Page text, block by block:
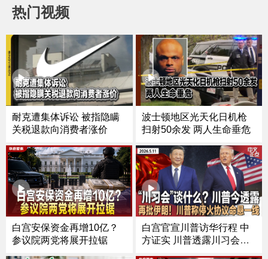
热门视频
耐克遭集体诉讼 被指隐瞒
关税退款向消费者涨价
波士顿地区光天化日机枪
扫射50余发 两人生命垂危
白宫安保资金再增10亿？
参议院两党将展开拉锯
白宫官宣川普访华行程 中
方证实 川普透露川习会主